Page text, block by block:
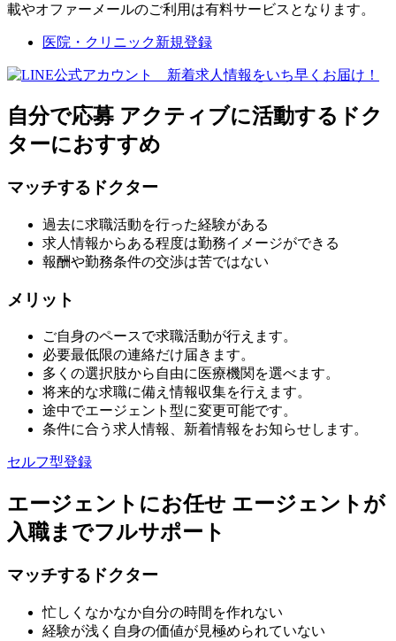
載やオファーメールのご利用は有料サービスとなります。
医院・クリニック新規登録
自分で応募 アクティブに活動するドク
ターにおすすめ
マッチするドクター
過去に求職活動を行った経験がある
求人情報からある程度は勤務イメージができる
報酬や勤務条件の交渉は苦ではない
メリット
ご自身のペースで求職活動が行えます。
必要最低限の連絡だけ届きます。
多くの選択肢から自由に医療機関を選べます。
将来的な求職に備え情報収集を行えます。
途中でエージェント型に変更可能です。
条件に合う求人情報、新着情報をお知らせします。
セルフ型登録
エージェントにお任せ エージェントが
入職までフルサポート
マッチするドクター
忙しくなかなか自分の時間を作れない
経験が浅く自身の価値が見極められていない